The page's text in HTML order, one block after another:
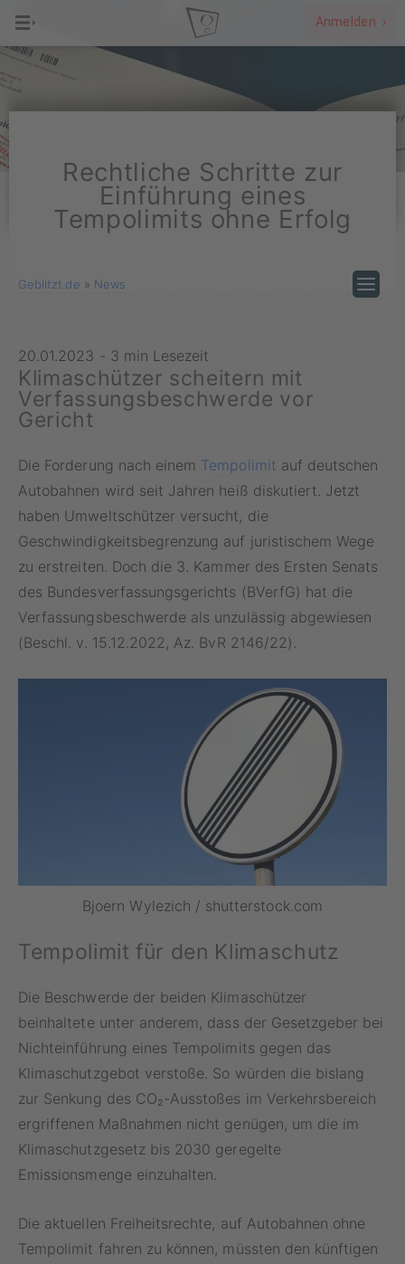
Anmelden ›
Rechtliche Schritte zur
Einführung eines
Tempolimits ohne Erfolg
Geblitzt.de » News
20.01.2023 - 3 min Lesezeit
Klimaschützer scheitern mit
Verfassungsbeschwerde vor
Gericht
Die Forderung nach einem Tempolimit auf deutschen
Autobahnen wird seit Jahren heiß diskutiert. Jetzt
haben Umweltschützer versucht, die
Geschwindigkeitsbegrenzung auf juristischem Wege
zu erstreiten. Doch die 3. Kammer des Ersten Senats
des Bundesverfassungsgerichts (BVerfG) hat die
Verfassungsbeschwerde als unzulässig abgewiesen
(Beschl. v. 15.12.2022, Az. BvR 2146/22).
Bjoern Wylezich / shutterstock.com
Tempolimit für den Klimaschutz
Die Beschwerde der beiden Klimaschützer
beinhaltete unter anderem, dass der Gesetzgeber bei
Nichteinführung eines Tempolimits gegen das
Klimaschutzgebot verstoße. So würden die bislang
zur Senkung des CO₂-Ausstoßes im Verkehrsbereich
ergriffenen Maßnahmen nicht genügen, um die im
Klimaschutzgesetz bis 2030 geregelte
Emissionsmenge einzuhalten.
Die aktuellen Freiheitsrechte, auf Autobahnen ohne
Tempolimit fahren zu können, müssten den künftigen